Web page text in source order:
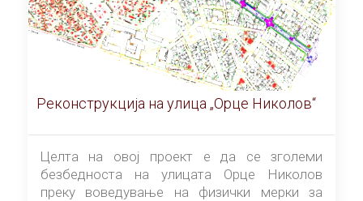
Реконструкција на улица „Орце Николов“
Целта на овој проект е да се зголеми
безбедноста на улицата Орце Николов
преку воведување на физички мерки за